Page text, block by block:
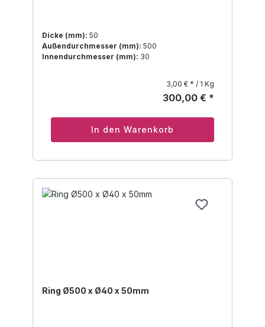
Dicke (mm): 50
Außendurchmesser (mm): 500
Innendurchmesser (mm): 30
3,00 € * / 1 Kg
300,00 € *
In den Warenkorb
Ring Ø500 x Ø40 x 50mm